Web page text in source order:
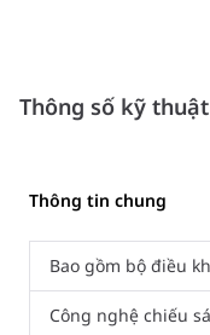
Thông số kỹ thuật
Thông tin chung
Bao gồm bộ điều
Công nghệ chiếu